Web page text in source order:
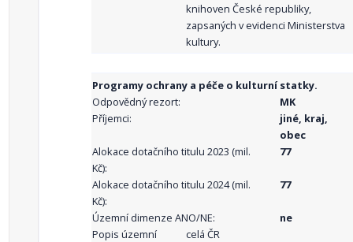
knihoven České republiky,
zapsaných v evidenci Ministerstva
kultury.
Programy ochrany a péče o kulturní statky.
Odpovědný rezort:
MK
Příjemci:
jiné, kraj,
obec
Alokace dotačního titulu 2023 (mil.
Kč):
77
Alokace dotačního titulu 2024 (mil.
Kč):
77
Územní dimenze ANO/NE:
ne
Popis územní
celá ČR